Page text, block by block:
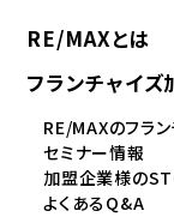
RE/MAXとは
フランチャイズ
RE/MAXのフラ
セミナー情報
加盟企業様の
よくあるQ&A